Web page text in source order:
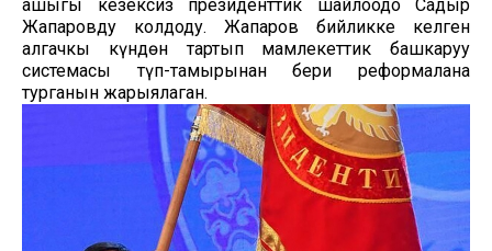
ашыгы кезексиз президенттик шайлоодо Садыр
Жапаровду колдоду. Жапаров бийликке келген
алгачкы күндөн тартып мамлекеттик башкаруу
системасы түп-тамырынан бери реформалана
турганын жарыялаган.